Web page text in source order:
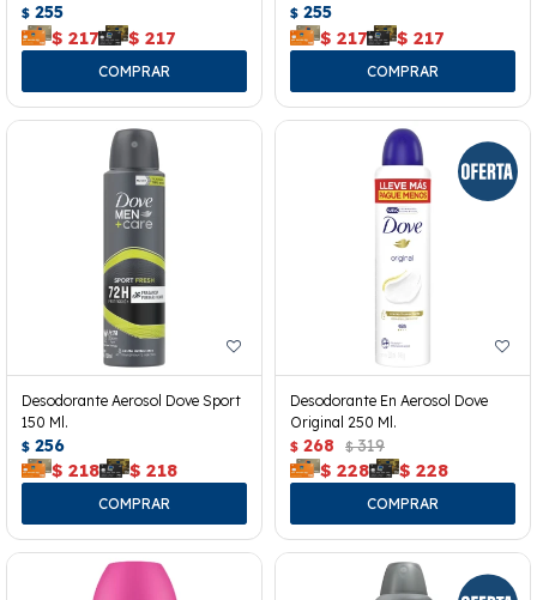
$ 255
$ 217 $ 217
$ 255
$ 217 $ 217
Desodorante Aerosol Dove Sport
150 Ml.
$ 256
$ 218 $ 218
Desodorante En Aerosol Dove
Original 250 Ml.
$ 268 $ 319
$ 228 $ 228